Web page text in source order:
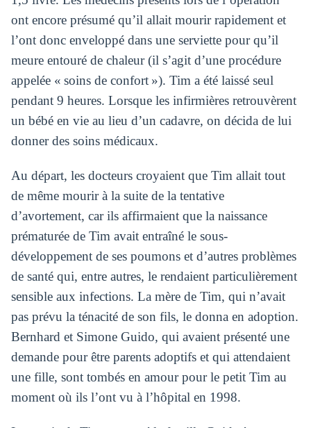
ont encore présumé qu’il allait mourir rapidement et
l’ont donc enveloppé dans une serviette pour qu’il
meure entouré de chaleur (il s’agit d’une procédure
appelée « soins de confort »). Tim a été laissé seul
pendant 9 heures. Lorsque les infirmières retrouvèrent
un bébé en vie au lieu d’un cadavre, on décida de lui
donner des soins médicaux.
Au départ, les docteurs croyaient que Tim allait tout
de même mourir à la suite de la tentative
d’avortement, car ils affirmaient que la naissance
prématurée de Tim avait entraîné le sous-
développement de ses poumons et d’autres problèmes
de santé qui, entre autres, le rendaient particulièrement
sensible aux infections. La mère de Tim, qui n’avait
pas prévu la ténacité de son fils, le donna en adoption.
Bernhard et Simone Guido, qui avaient présenté une
demande pour être parents adoptifs et qui attendaient
une fille, sont tombés en amour pour le petit Tim au
moment où ils l’ont vu à l’hôpital en 1998.